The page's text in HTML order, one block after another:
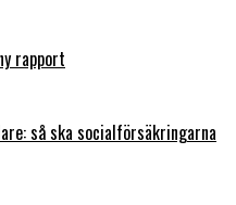
rapport
så ska socialförsäkringarna